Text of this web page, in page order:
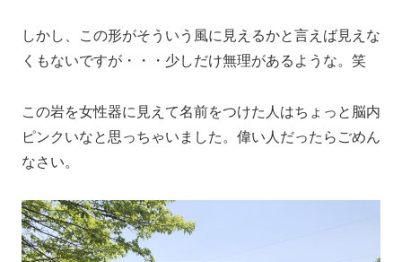
しかし、この形がそういう風に見えるかと言えば見えな
くもないですが・・・少しだけ無理があるような。笑
この岩を女性器に見えて名前をつけた人はちょっと脳内
ピンクいなと思っちゃいました。偉い人だったらごめん
なさい。